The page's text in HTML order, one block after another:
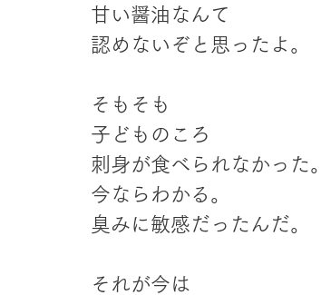
甘い醤油なんて
認めないぞと思ったよ。
そもそも
子どものころ
刺身が食べられなかった。
今ならわかる。
臭みに敏感だったんだ。
それが今は